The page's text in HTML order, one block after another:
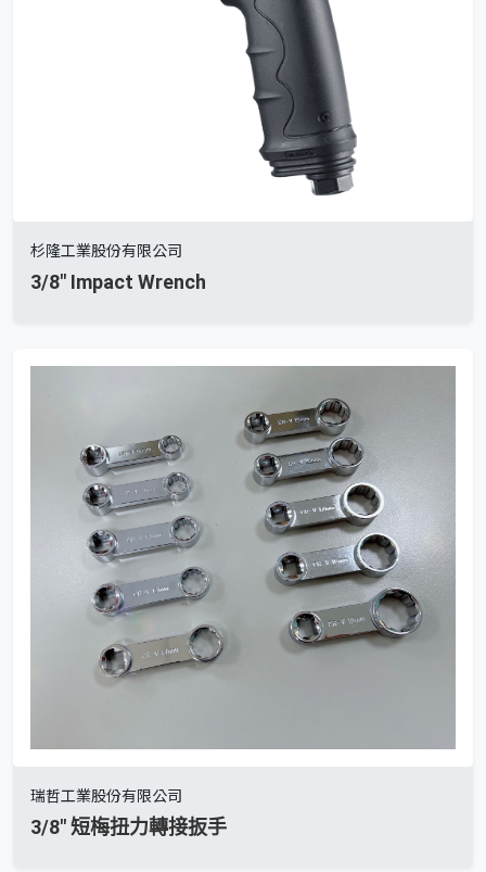
杉隆工業股份有限公司
3/8" Impact Wrench
瑞哲工業股份有限公司
3/8" 短梅扭力轉接扳手